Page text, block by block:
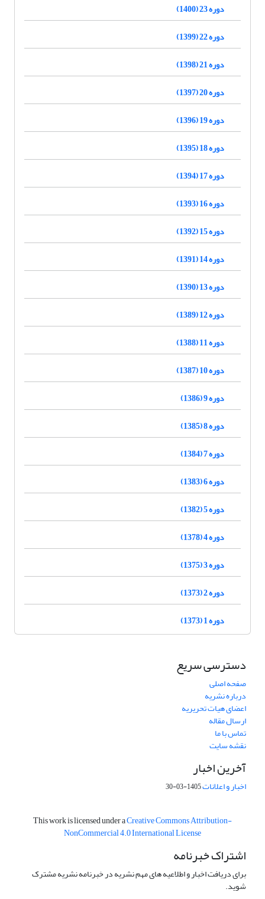
دوره 23 (1400)
دوره 22 (1399)
دوره 21 (1398)
دوره 20 (1397)
دوره 19 (1396)
دوره 18 (1395)
دوره 17 (1394)
دوره 16 (1393)
دوره 15 (1392)
دوره 14 (1391)
دوره 13 (1390)
دوره 12 (1389)
دوره 11 (1388)
دوره 10 (1387)
دوره 9 (1386)
دوره 8 (1385)
دوره 7 (1384)
دوره 6 (1383)
دوره 5 (1382)
دوره 4 (1378)
دوره 3 (1375)
دوره 2 (1373)
دوره 1 (1373)
دسترسی سریع
صفحه اصلی
درباره نشریه
اعضای هیات تحریریه
ارسال مقاله
تماس با ما
نقشه سایت
آخرین اخبار
اخبار و اعلانات1405-03-30
This work is licensed under aCreative Commons Attribution-
NonCommercial 4.0 International License
اشتراک خبرنامه
برای دریافت اخبار و اطلاعیه های مهم نشریه در خبرنامه نشریه مشترک
شوید.